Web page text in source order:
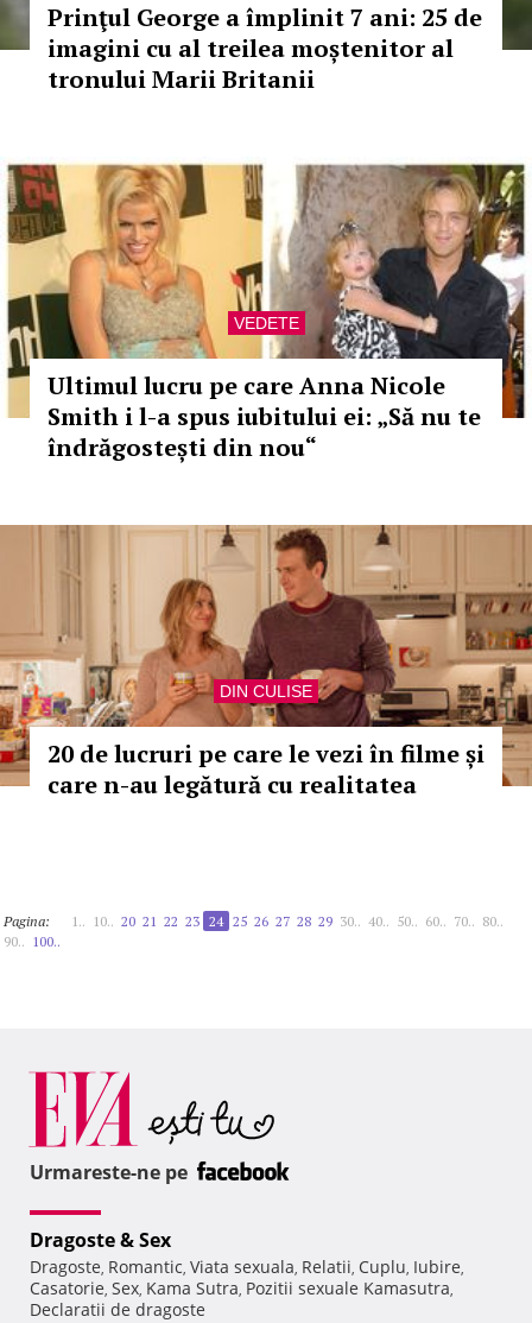
Prinţul George a împlinit 7 ani: 25 de
imagini cu al treilea moștenitor al
tronului Marii Britanii
VEDETE
Ultimul lucru pe care Anna Nicole
Smith i l-a spus iubitului ei: „Să nu te
îndrăgostești din nou“
DIN CULISE
20 de lucruri pe care le vezi în filme și
care n-au legătură cu realitatea
Pagina: 1.. 10.. 20 21 22 23 24 25 26 27 28 29 30.. 40.. 50.. 60.. 70.. 80..
90.. 100..
Urmareste-ne pe
Dragoste & Sex
Dragoste, Romantic, Viata sexuala, Relatii, Cuplu, Iubire,
Casatorie, Sex, Kama Sutra, Pozitii sexuale Kamasutra,
Declaratii de dragoste